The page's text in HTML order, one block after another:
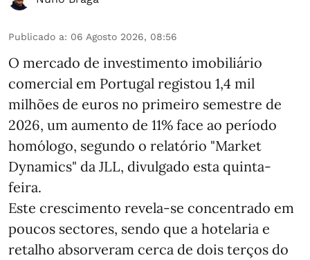
Publicado a: 06 Agosto 2026, 08:56
O mercado de investimento imobiliário
comercial em Portugal registou 1,4 mil
milhões de euros no primeiro semestre de
2026, um aumento de 11% face ao período
homólogo, segundo o relatório "Market
Dynamics" da JLL, divulgado esta quinta-
feira.
Este crescimento revela-se concentrado em
poucos sectores, sendo que a hotelaria e
retalho absorveram cerca de dois terços do